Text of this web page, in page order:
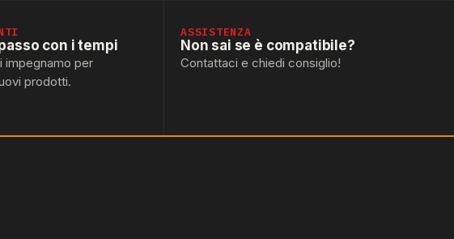
con i tempi
impegnamo per
prodotti.
ASSISTENZA
Non sai se è compatibile?
Contattaci e chiedi consiglio!